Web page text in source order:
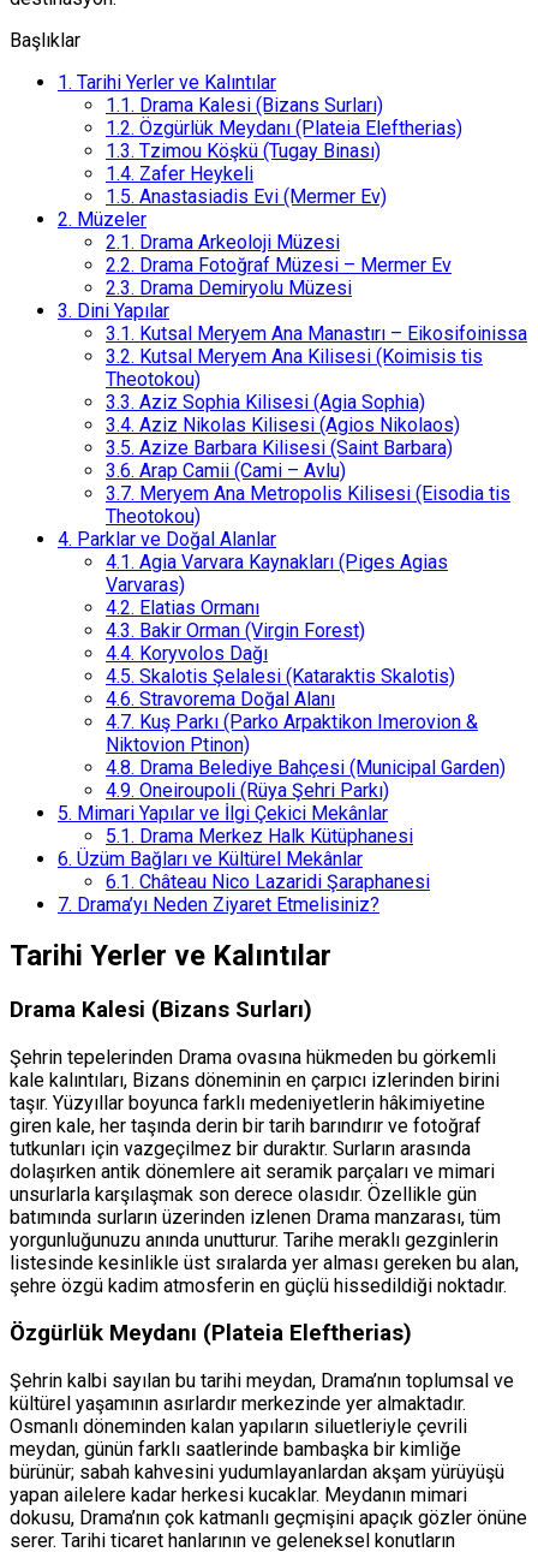
Başlıklar
1. Tarihi Yerler ve Kalıntılar
1.1. Drama Kalesi (Bizans Surları)
1.2. Özgürlük Meydanı (Plateia Eleftherias)
1.3. Tzimou Köşkü (Tugay Binası)
1.4. Zafer Heykeli
1.5. Anastasiadis Evi (Mermer Ev)
2. Müzeler
2.1. Drama Arkeoloji Müzesi
2.2. Drama Fotoğraf Müzesi – Mermer Ev
2.3. Drama Demiryolu Müzesi
3. Dini Yapılar
3.1. Kutsal Meryem Ana Manastırı – Eikosifoinissa
3.2. Kutsal Meryem Ana Kilisesi (Koimisis tis
Theotokou)
3.3. Aziz Sophia Kilisesi (Agia Sophia)
3.4. Aziz Nikolas Kilisesi (Agios Nikolaos)
3.5. Azize Barbara Kilisesi (Saint Barbara)
3.6. Arap Camii (Cami – Avlu)
3.7. Meryem Ana Metropolis Kilisesi (Eisodia tis
Theotokou)
4. Parklar ve Doğal Alanlar
4.1. Agia Varvara Kaynakları (Piges Agias
Varvaras)
4.2. Elatias Ormanı
4.3. Bakir Orman (Virgin Forest)
4.4. Koryvolos Dağı
4.5. Skalotis Şelalesi (Kataraktis Skalotis)
4.6. Stravorema Doğal Alanı
4.7. Kuş Parkı (Parko Arpaktikon Imerovion &
Niktovion Ptinon)
4.8. Drama Belediye Bahçesi (Municipal Garden)
4.9. Oneiroupoli (Rüya Şehri Parkı)
5. Mimari Yapılar ve İlgi Çekici Mekânlar
5.1. Drama Merkez Halk Kütüphanesi
6. Üzüm Bağları ve Kültürel Mekânlar
6.1. Château Nico Lazaridi Şaraphanesi
7. Drama’yı Neden Ziyaret Etmelisiniz?
Tarihi Yerler ve Kalıntılar
Drama Kalesi (Bizans Surları)
Şehrin tepelerinden Drama ovasına hükmeden bu görkemli
kale kalıntıları, Bizans döneminin en çarpıcı izlerinden birini
taşır. Yüzyıllar boyunca farklı medeniyetlerin hâkimiyetine
giren kale, her taşında derin bir tarih barındırır ve fotoğraf
tutkunları için vazgeçilmez bir duraktır. Surların arasında
dolaşırken antik dönemlere ait seramik parçaları ve mimari
unsurlarla karşılaşmak son derece olasıdır. Özellikle gün
batımında surların üzerinden izlenen Drama manzarası, tüm
yorgunluğunuzu anında unutturur. Tarihe meraklı gezginlerin
listesinde kesinlikle üst sıralarda yer alması gereken bu alan,
şehre özgü kadim atmosferin en güçlü hissedildiği noktadır.
Özgürlük Meydanı (Plateia Eleftherias)
Şehrin kalbi sayılan bu tarihi meydan, Drama’nın toplumsal ve
kültürel yaşamının asırlardır merkezinde yer almaktadır.
Osmanlı döneminden kalan yapıların siluetleriyle çevrili
meydan, günün farklı saatlerinde bambaşka bir kimliğe
bürünür; sabah kahvesini yudumlayanlardan akşam yürüyüşü
yapan ailelere kadar herkesi kucaklar. Meydanın mimari
dokusu, Drama’nın çok katmanlı geçmişini apaçık gözler önüne
serer. Tarihi ticaret hanlarının ve geleneksel konutların